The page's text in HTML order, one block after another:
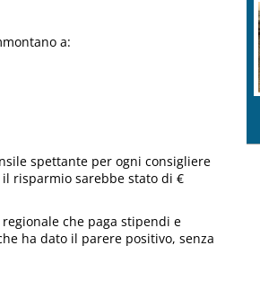
a:
spettante per ogni consigliere
risparmio sarebbe stato di €
che paga stipendi e
ha dato il parere positivo, senza